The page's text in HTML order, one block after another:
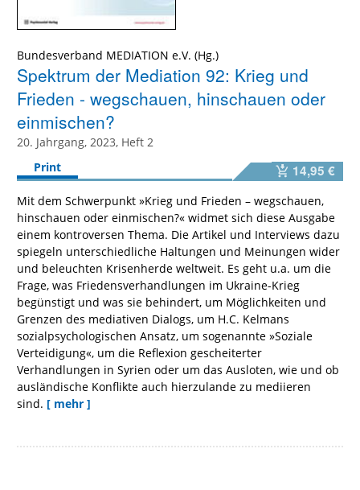
Bundesverband MEDIATION e.V.
Spektrum der Mediation 92: Krieg und
Frieden - wegschauen, hinschauen oder
einmischen?
20. Jahrgang, 2023, Heft 2
Print
14,95 €
Mit dem Schwerpunkt »Krieg und Frieden – wegschauen,
hinschauen oder einmischen?« widmet sich diese Ausgabe
einem kontroversen Thema. Die Artikel und Interviews dazu
spiegeln unterschiedliche Haltungen und Meinungen wider
und beleuchten Krisenherde weltweit. Es geht u.a. um die
Frage, was Friedensverhandlungen im Ukraine-Krieg
begünstigt und was sie behindert, um Möglichkeiten und
Grenzen des mediativen Dialogs, um H.C. Kelmans
sozialpsychologischen Ansatz, um sogenannte »Soziale
Verteidigung«, um die Reflexion gescheiterter
Verhandlungen in Syrien oder um das Ausloten, wie und ob
ausländische Konflikte auch hierzulande zu mediieren
sind. [ mehr ]